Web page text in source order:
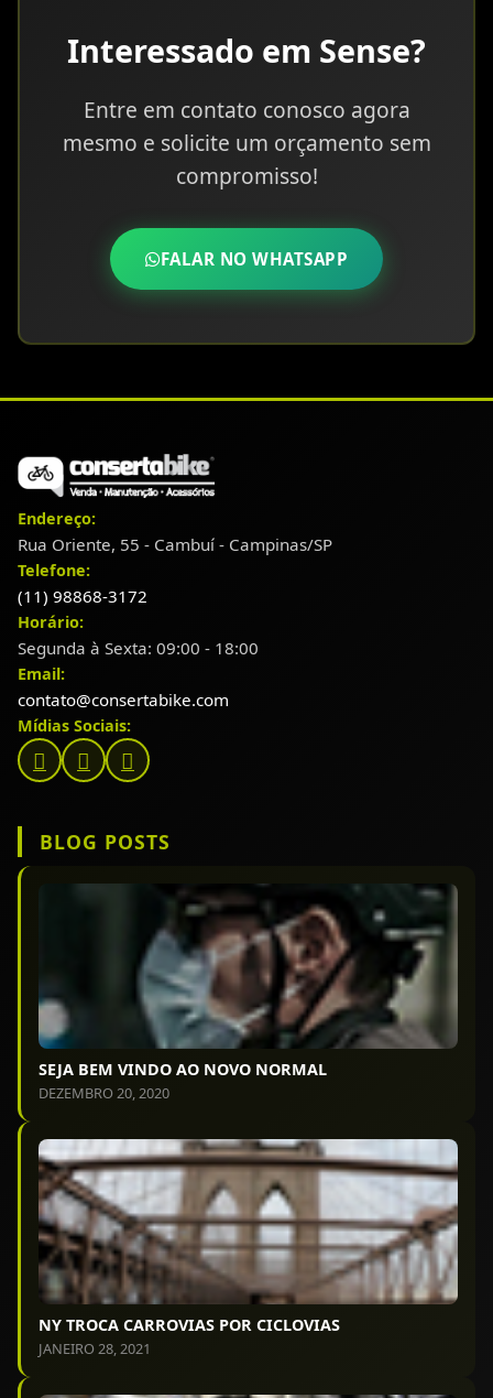
Interessado em Sense?
Entre em contato conosco agora
mesmo e solicite um orçamento sem
compromisso!
FALAR NO WHATSAPP
Endereço:
Rua Oriente, 55 - Cambuí - Campinas/SP
Telefone:
(11) 98868-3172
Horário:
Segunda à Sexta: 09:00 - 18:00
Email:
contato@consertabike.com
Mídias Sociais:
BLOG POSTS
SEJA BEM VINDO AO NOVO NORMAL
DEZEMBRO 20, 2020
NY TROCA CARROVIAS POR CICLOVIAS
JANEIRO 28, 2021